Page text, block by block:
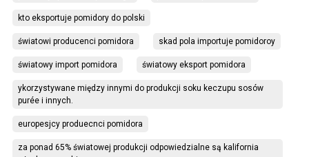
kto eksportuje pomidory do polski
światowi producenci pomidora skad pola importuje pomidoroy
światowy import pomidora światowy eksport pomidora
ykorzystywane między innymi do produkcji soku keczupu sosów
purée i innych.
europesjcy produecnci pomidora
za ponad 65% światowej produkcji odpowiedzialne są kalifornia